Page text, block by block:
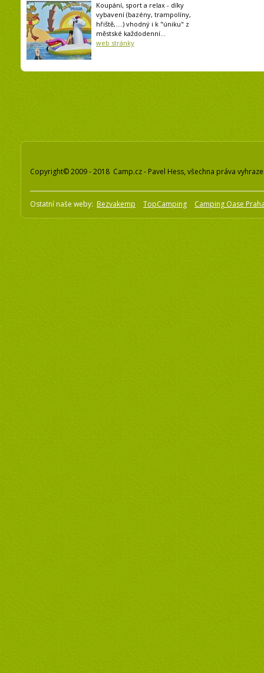
Koupání, sport a relax - díky
vybavení (bazény, trampolíny,
hřiště,....) vhodný i k "úniku" z
městské každodenní...
web stránky
Copyright© 2009 - 2018 Camp.cz - Pavel Hess, všechna práva
Ostatní naše weby: Bezvakemp TopCamping Camping Oase